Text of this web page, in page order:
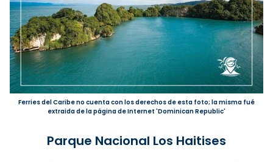
Ferries del Caribe no cuenta con los derechos de esta foto; la misma fué
extraida de la página de Internet 'Dominican Republic'
Parque Nacional Los Haitises